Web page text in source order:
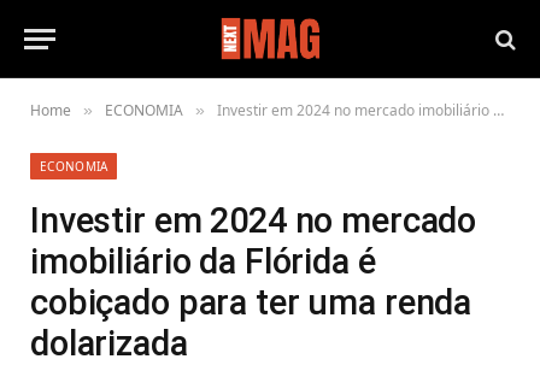
Home » ECONOMIA » Investir em 2024 no mercado imobiliário da Flórida é cobiçado para ter uma renda dolarizada
ECONOMIA
Investir em 2024 no mercado
imobiliário da Flórida é
cobiçado para ter uma renda
dolarizada